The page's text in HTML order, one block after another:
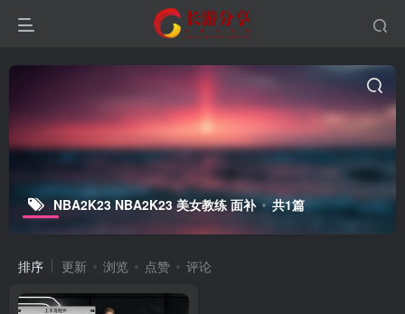
NBA2K23 NBA2K23 美女教练 面补 共1篇
排序 更新 浏览 点赞 评论